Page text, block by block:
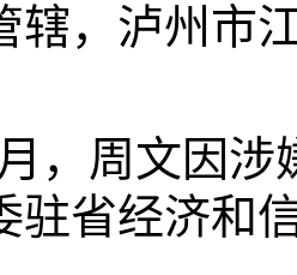
辖，泸州市
，周文因
驻省经济和